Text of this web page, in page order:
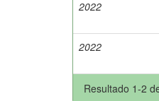
2022
2022
Resultado 1-2